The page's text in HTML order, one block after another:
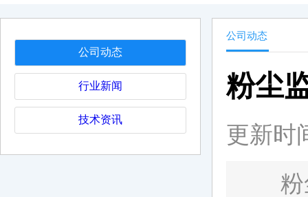
公司动态
行业新闻
技术资讯
公司动态
粉尘
更新时
粉尘